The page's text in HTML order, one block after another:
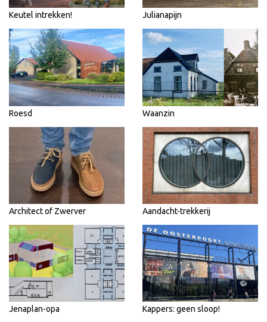
Keutel intrekken! Julianapijn
Roesd Waanzin
Architect of Zwerver Aandacht-trekkerij
Jenaplan-opa Kappers: geen sloop!